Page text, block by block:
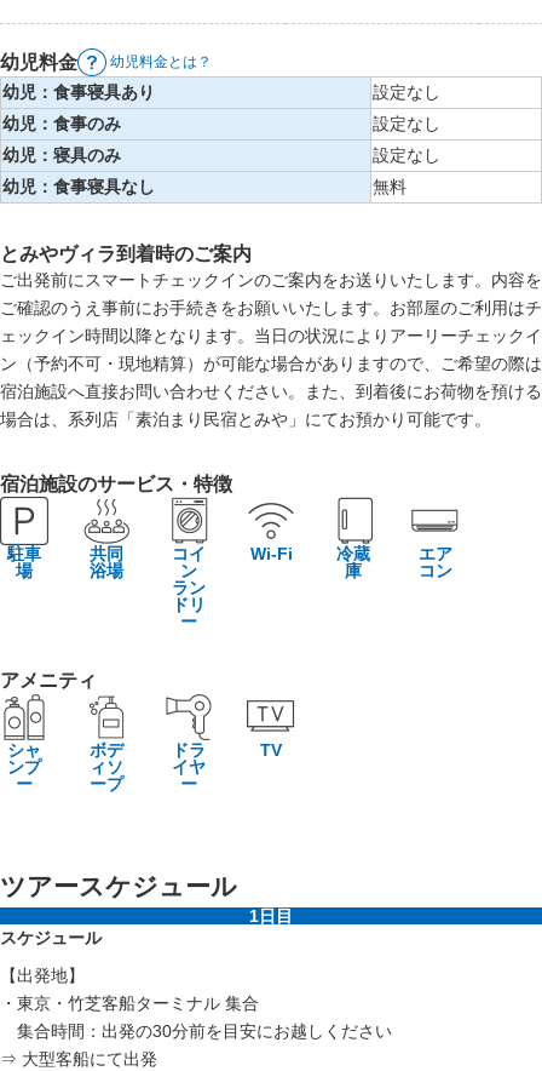
幼児料金 幼児料金とは？
幼児：食事寝具あり
設定なし
幼児：食事のみ
設定なし
幼児：寝具のみ
設定なし
幼児：食事寝具なし
無料
とみやヴィラ到着時のご案内
ご出発前にスマートチェックインのご案内をお送りいたします。内容を
ご確認のうえ事前にお手続きをお願いいたします。お部屋のご利用はチ
ェックイン時間以降となります。当日の状況によりアーリーチェックイ
ン（予約不可・現地精算）が可能な場合がありますので、ご希望の際は
宿泊施設へ直接お問い合わせください。また、到着後にお荷物を預ける
場合は、系列店「素泊まり民宿とみや」にてお預かり可能です。
宿泊施設のサービス・特徴
駐車
場
共同
浴場
コイ
ン
ラン
ドリ
ー
Wi-Fi
冷蔵
庫
エア
コン
アメニティ
シャ
ンプ
ー
ボデ
ィソ
ープ
ドラ
イヤ
ー
TV
ツアースケジュール
1日目
スケジュール
【出発地】
・東京・竹芝客船ターミナル 集合
集合時間：出発の30分前を目安にお越しください
⇒ 大型客船にて出発